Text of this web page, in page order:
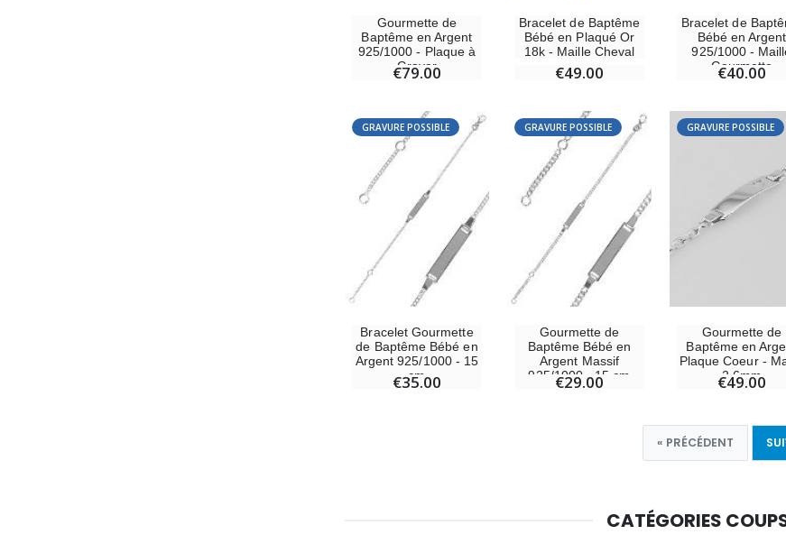
Gourmette de
Baptême en Argent
925/1000 - Plaque à
Graver
€79.00
Bracelet de Baptême
Bébé en Plaqué Or
18k - Maille Cheval
€49.00
Bracelet de
Bébé en Argent
925/1000 -
Gourmette
€40.00
GRAVURE POSSIBLE
Bracelet Gourmette
de Baptême Bébé en
Argent 925/1000 - 15
cm
€35.00
GRAVURE POSSIBLE
Gourmette de
Baptême Bébé en
Argent Massif
925/1000 - 15 cm
€29.00
GRAVURE POSSIBLE
Gourmette de
Baptême en
Plaque Coeur -
2,6mm
€49.00
« PRÉCÉDENT
CATÉGORIES